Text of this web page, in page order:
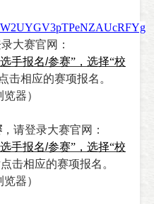
大赛官网：
手报名/参赛”，选择“校
击相应的赛项报名。
器）
，请登录大赛官网：
手报名/参赛”，选择“校
击相应的赛项报名。
器）